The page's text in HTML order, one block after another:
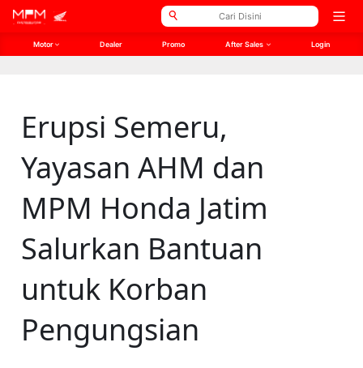
// Open Graph Meta // Twitter Meta
Open
Motor Dealer Promo After Sales Login
Erupsi Semeru,
Yayasan AHM dan
MPM Honda Jatim
Salurkan Bantuan
untuk Korban
Pengungsian